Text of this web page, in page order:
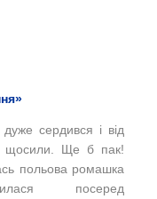
дуже сердився і від
щосили. Ще б пак!
польова ромашка
посеред